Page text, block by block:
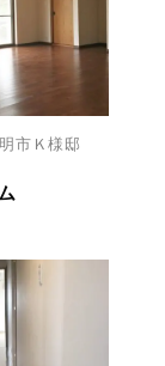
市 Ｋ様邸